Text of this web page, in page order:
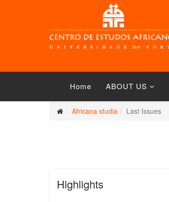
Home ABOUT US
Africana studia Last Issues
Highlights